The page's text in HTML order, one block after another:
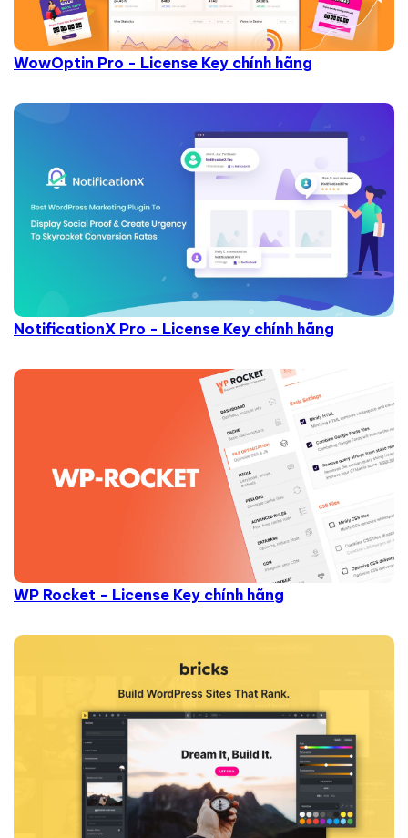
WowOptin Pro - License Key chính hãng
NotificationX Pro - License Key chính hãng
WP Rocket - License Key chính hãng